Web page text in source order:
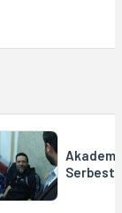
Serbest